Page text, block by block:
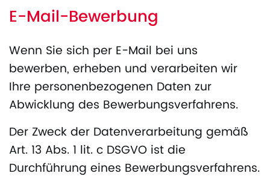
E-Mail-Bewerbung
Wenn Sie sich per E-Mail bei uns
bewerben, erheben und verarbeiten wir
Ihre personenbezogenen Daten zur
Abwicklung des Bewerbungsverfahrens.
Der Zweck der Datenverarbeitung gemäß
Art. 13 Abs. 1 lit. c DSGVO ist die
Durchführung eines Bewerbungsverfahrens.